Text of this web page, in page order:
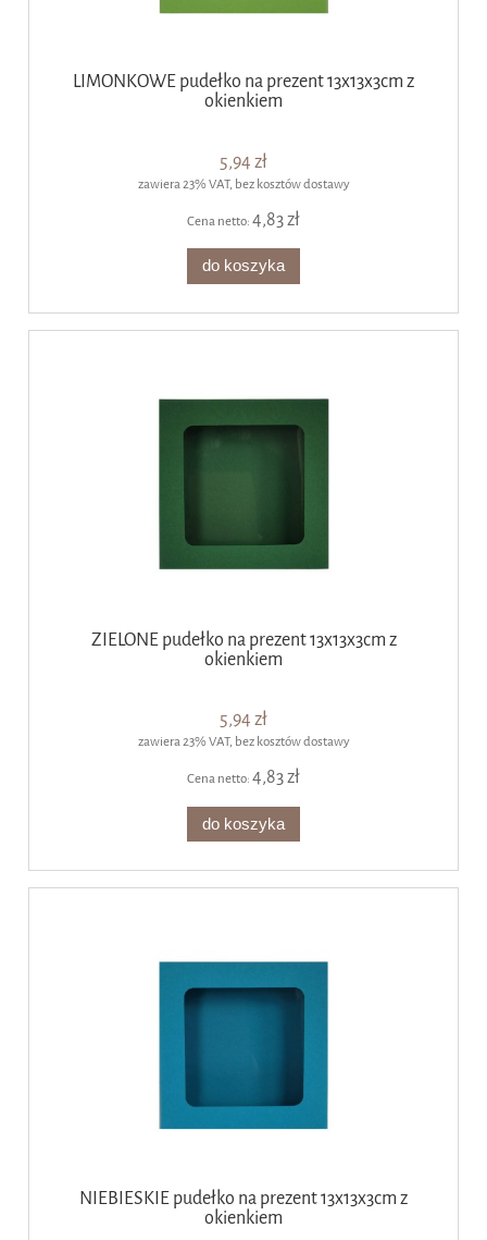
LIMONKOWE pudełko na prezent 13x13x3cm z
okienkiem
5,94 zł
zawiera 23% VAT, bez kosztów dostawy
Cena netto:4,83 zł
do koszyka
ZIELONE pudełko na prezent 13x13x3cm z
okienkiem
5,94 zł
zawiera 23% VAT, bez kosztów dostawy
Cena netto:4,83 zł
do koszyka
NIEBIESKIE pudełko na prezent 13x13x3cm z
okienkiem